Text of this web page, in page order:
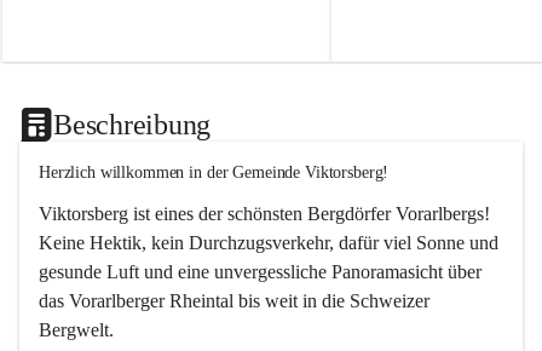
Beschreibung
Herzlich willkommen in der Gemeinde Viktorsberg!
Viktorsberg ist eines der schönsten Bergdörfer Vorarlbergs!
Keine Hektik, kein Durchzugsverkehr, dafür viel Sonne und
gesunde Luft und eine unvergessliche Panoramasicht über
das Vorarlberger Rheintal bis weit in die Schweizer
Bergwelt.